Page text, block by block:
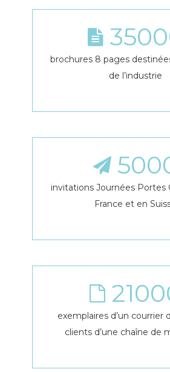
brochures 8 pages
de l’industrie
invitations Journées Portes
France et en
exemplaires d’un courrier
clients d’une chaîne de